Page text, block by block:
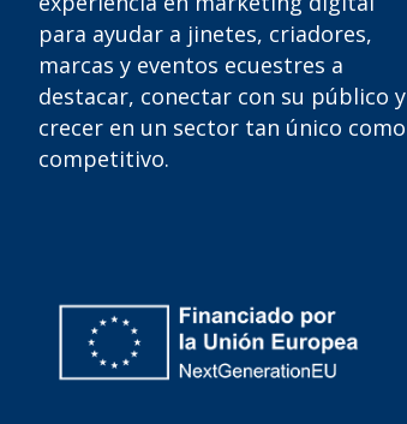
para ayudar a jinetes, criadores,
marcas y eventos ecuestres a
destacar, conectar con su público y
crecer en un sector tan único como
competitivo.